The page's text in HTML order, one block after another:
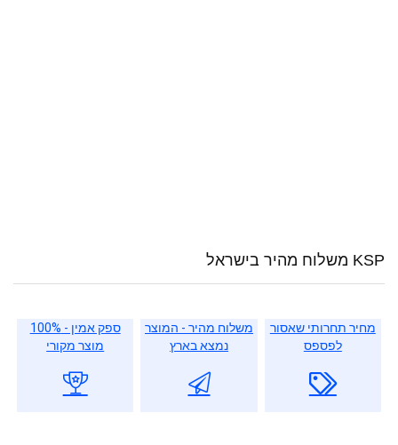
KSP משלוח מהיר בישראל
מחיר תחרותי שאסור
לפספס
משלוח מהיר - המוצר
נמצא בארץ
ספק אמין - 100%
מוצר מקורי